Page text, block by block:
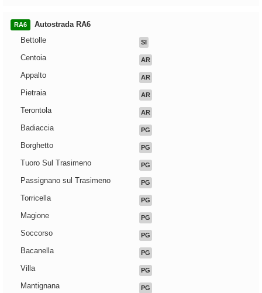
RA6
Autostrada RA6
Bettolle
SI
Centoia AR
Appalto AR
Pietraia AR
Terontola AR
Badiaccia PG
Borghetto PG
Tuoro Sul Trasimeno PG
Passignano sul Trasimeno PG
Torricella PG
Magione PG
Soccorso PG
Bacanella PG
Villa PG
Mantignana PG